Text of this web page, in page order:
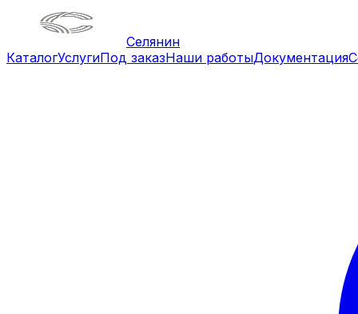
Селянин
КаталогУслугиПод заказНаши работыДокументация